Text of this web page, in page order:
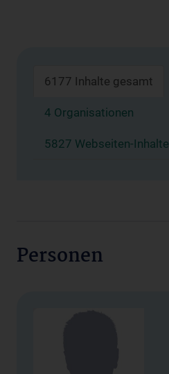
6177 Inhalte gesamt
4 Organisationen
5827 Webseiten-Inhalte
Personen